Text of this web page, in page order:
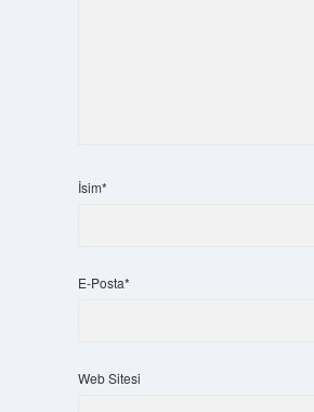
İsim*
E-Posta*
Web Sitesi